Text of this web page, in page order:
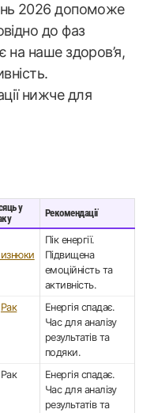
2026 допоможе
до фаз
на наше здоров’я,
нижче для
у
Рекомендації
Пік енергії.
Підвищена
емоційність та
активність.
Рак
Енергія спадає.
Час для аналізу
результатів та
подяки.
Енергія спадає.
Час для аналізу
результатів та